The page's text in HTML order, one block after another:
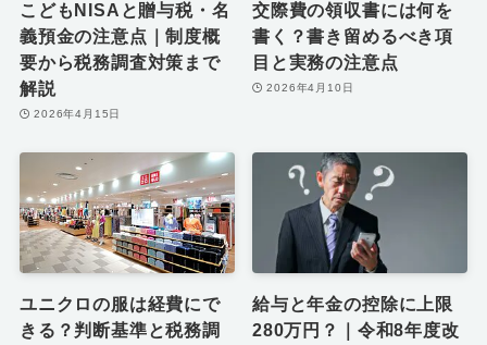
こどもNISAと贈与税・名
義預金の注意点｜制度概
要から税務調査対策まで
解説
2026年4月15日
交際費の領収書には何を
書く？書き留めるべき項
目と実務の注意点
2026年4月10日
ユニクロの服は経費にで
きる？判断基準と税務調
給与と年金の控除に上限
280万円？｜令和8年度改